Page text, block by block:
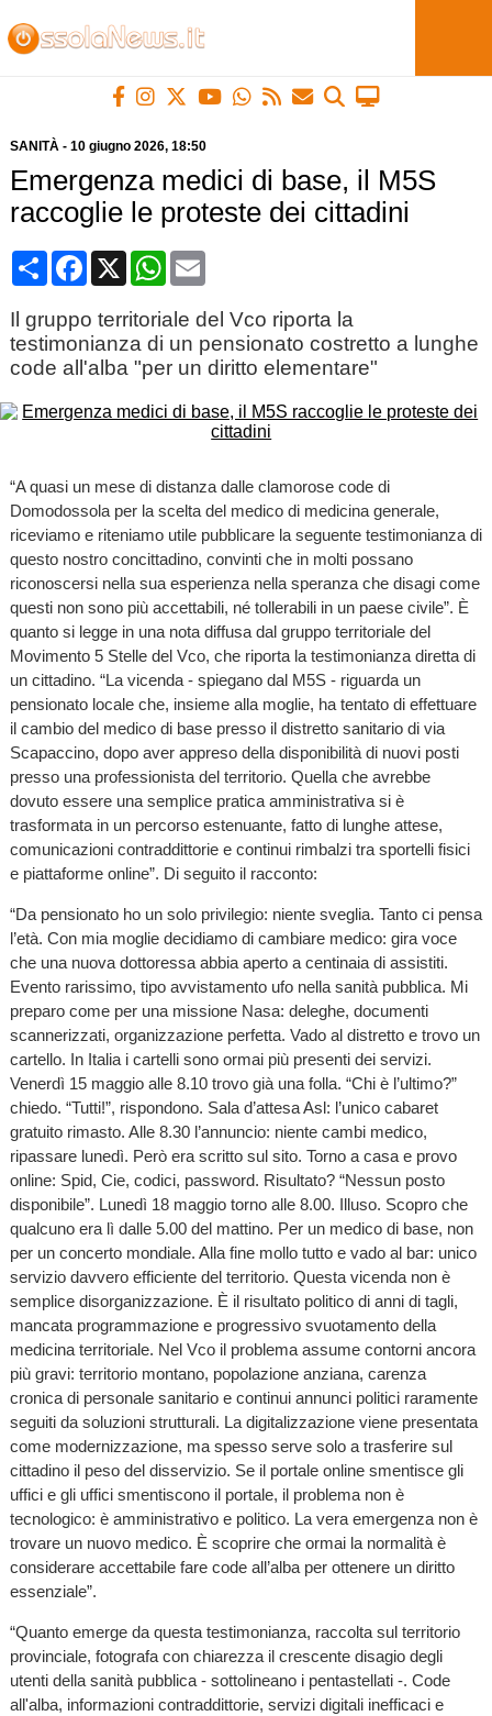
SANITÀ- 10 giugno 2026, 18:50
Emergenza medici di base, il M5S
raccoglie le proteste dei cittadini
CondividiFacebook
X WhatsApp
Email
Il gruppo territoriale del Vco riporta la
testimonianza di un pensionato costretto a lunghe
code all'alba "per un diritto elementare"
“A quasi un mese di distanza dalle clamorose code di
Domodossola per la scelta del medico di medicina generale,
riceviamo e riteniamo utile pubblicare la seguente testimonianza di
questo nostro concittadino, convinti che in molti possano
riconoscersi nella sua esperienza nella speranza che disagi come
questi non sono più accettabili, né tollerabili in un paese civile”. È
quanto si legge in una nota diffusa dal gruppo territoriale del
Movimento 5 Stelle del Vco, che riporta la testimonianza diretta di
un cittadino. “La vicenda - spiegano dal M5S - riguarda un
pensionato locale che, insieme alla moglie, ha tentato di effettuare
il cambio del medico di base presso il distretto sanitario di via
Scapaccino, dopo aver appreso della disponibilità di nuovi posti
presso una professionista del territorio. Quella che avrebbe
dovuto essere una semplice pratica amministrativa si è
trasformata in un percorso estenuante, fatto di lunghe attese,
comunicazioni contraddittorie e continui rimbalzi tra sportelli fisici
e piattaforme online”. Di seguito il racconto:
“Da pensionato ho un solo privilegio: niente sveglia. Tanto ci pensa
l’età. Con mia moglie decidiamo di cambiare medico: gira voce
che una nuova dottoressa abbia aperto a centinaia di assistiti.
Evento rarissimo, tipo avvistamento ufo nella sanità pubblica. Mi
preparo come per una missione Nasa: deleghe, documenti
scannerizzati, organizzazione perfetta. Vado al distretto e trovo un
cartello. In Italia i cartelli sono ormai più presenti dei servizi.
Venerdì 15 maggio alle 8.10 trovo già una folla. “Chi è l’ultimo?”
chiedo. “Tutti!”, rispondono. Sala d’attesa Asl: l’unico cabaret
gratuito rimasto. Alle 8.30 l’annuncio: niente cambi medico,
ripassare lunedì. Però era scritto sul sito. Torno a casa e provo
online: Spid, Cie, codici, password. Risultato? “Nessun posto
disponibile”. Lunedì 18 maggio torno alle 8.00. Illuso. Scopro che
qualcuno era lì dalle 5.00 del mattino. Per un medico di base, non
per un concerto mondiale. Alla fine mollo tutto e vado al bar: unico
servizio davvero efficiente del territorio. Questa vicenda non è
semplice disorganizzazione. È il risultato politico di anni di tagli,
mancata programmazione e progressivo svuotamento della
medicina territoriale. Nel Vco il problema assume contorni ancora
più gravi: territorio montano, popolazione anziana, carenza
cronica di personale sanitario e continui annunci politici raramente
seguiti da soluzioni strutturali. La digitalizzazione viene presentata
come modernizzazione, ma spesso serve solo a trasferire sul
cittadino il peso del disservizio. Se il portale online smentisce gli
uffici e gli uffici smentiscono il portale, il problema non è
tecnologico: è amministrativo e politico. La vera emergenza non è
trovare un nuovo medico. È scoprire che ormai la normalità è
considerare accettabile fare code all’alba per ottenere un diritto
essenziale”.
“Quanto emerge da questa testimonianza, raccolta sul territorio
provinciale, fotografa con chiarezza il crescente disagio degli
utenti della sanità pubblica - sottolineano i pentastellati -. Code
all'alba, informazioni contraddittorie, servizi digitali inefficaci e